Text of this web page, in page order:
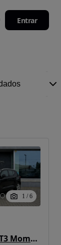
Entrar
1 / 6
Volvo XC 40 1.5 T3 Momentum Plus Geartronic